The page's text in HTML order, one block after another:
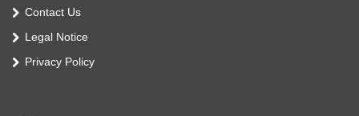
Contact Us
Legal Notice
Privacy Policy